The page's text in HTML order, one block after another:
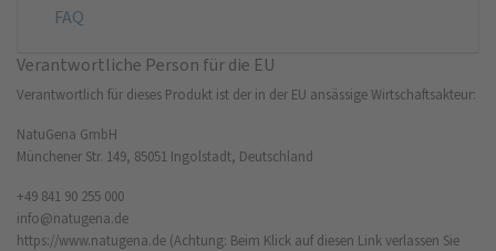
FAQ
Verantwortliche Person für die EU
Verantwortlich für dieses Produkt ist der in der EU ansässige Wirtschaftsakteur:
NatuGena GmbH
Münchener Str. 149, 85051 Ingolstadt, Deutschland
+49 841 90 255 000
info@natugena.de
https://www.natugena.de (Achtung: Beim Klick auf diesen Link verlassen Sie